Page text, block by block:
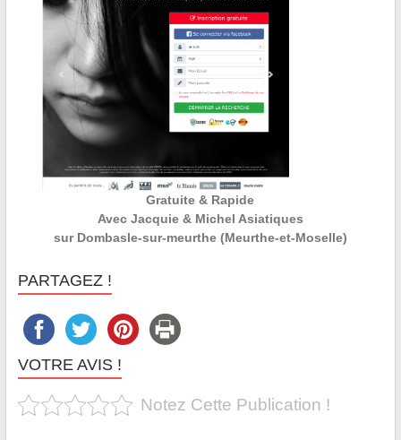
Gratuite & Rapide
Avec Jacquie & Michel Asiatiques
sur Dombasle-sur-meurthe (Meurthe-et-Moselle)
PARTAGEZ !
VOTRE AVIS !
Notez Cette Publication !